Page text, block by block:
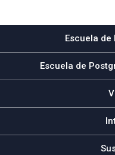
Escuela de
Escuela de